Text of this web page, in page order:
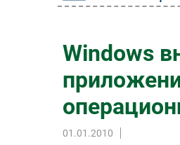
Автоматизация
Интернет
Windows
01.01.2010